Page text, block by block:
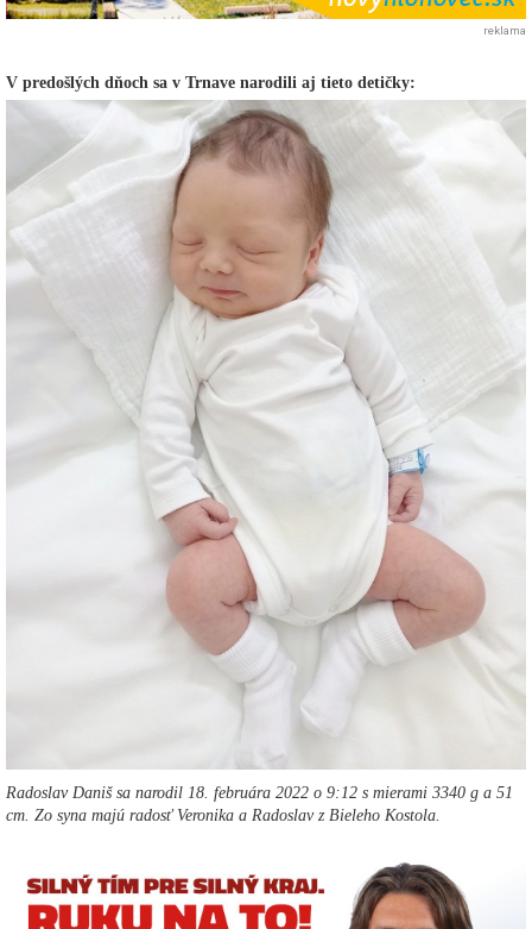
reklama
V predošlých dňoch sa v Trnave narodili aj tieto detičky:
Radoslav Daniš sa narodil 18. februára 2022 o 9:12 s mierami 3340 g a 51
cm. Zo syna majú radosť Veronika a Radoslav z Bieleho Kostola.